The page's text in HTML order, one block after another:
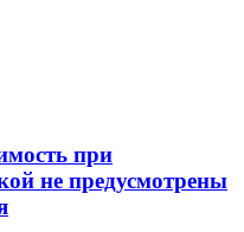
при
не предусмотрены